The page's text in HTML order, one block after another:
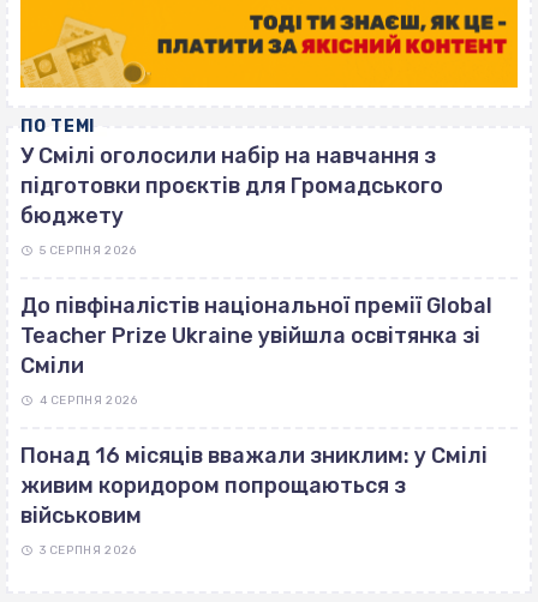
ПО ТЕМІ
У Смілі оголосили набір на навчання з
підготовки проєктів для Громадського
бюджету
5 СЕРПНЯ 2026
До півфіналістів національної премії Global
Teacher Prize Ukraine увійшла освітянка зі
Сміли
4 СЕРПНЯ 2026
Понад 16 місяців вважали зниклим: у Смілі
живим коридором попрощаються з
військовим
3 СЕРПНЯ 2026